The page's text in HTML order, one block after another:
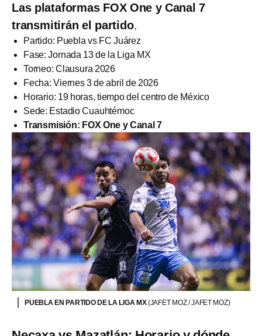
Las plataformas FOX One y Canal 7
transmitirán el partido.
Partido: Puebla vs FC Juárez
Fase: Jornada 13 de la Liga MX
Torneo: Clausura 2026
Fecha: Viernes 3 de abril de 2026
Horario: 19 horas, tiempo del centro de México
Sede: Estadio Cuauhtémoc
Transmisión: FOX One y Canal 7
PUEBLA EN PARTIDO DE LA LIGA MX(JAFET MOZ / JAFET MOZ)